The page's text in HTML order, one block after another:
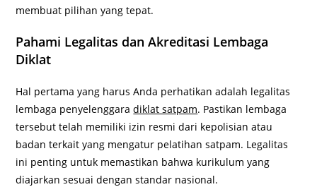
membuat pilihan yang tepat.
Pahami Legalitas dan Akreditasi Lembaga
Diklat
Hal pertama yang harus Anda perhatikan adalah legalitas
lembaga penyelenggaradiklat satpam. Pastikan lembaga
tersebut telah memiliki izin resmi dari kepolisian atau
badan terkait yang mengatur pelatihan satpam. Legalitas
ini penting untuk memastikan bahwa kurikulum yang
diajarkan sesuai dengan standar nasional.